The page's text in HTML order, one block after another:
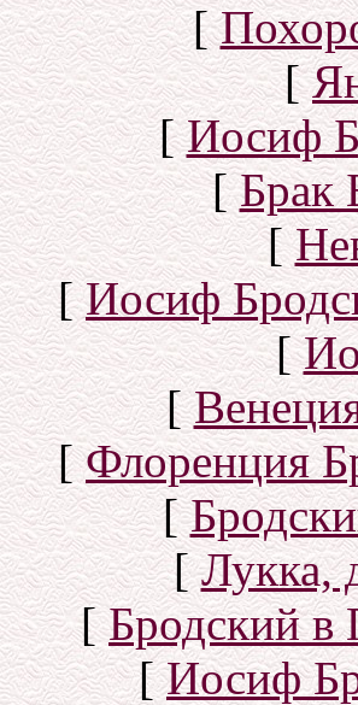
[
[
[Иосиф
[Брак
[
[Иосиф
[
[
[Флоренция
[
[Лукка,
[Бродский в
[Иосиф